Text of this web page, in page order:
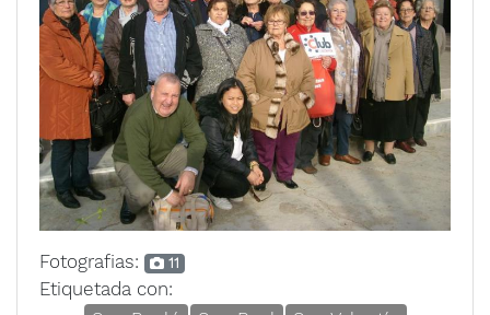
Fotografias: 11
Etiquetada con: